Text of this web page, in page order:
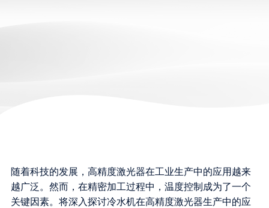
随着科技的发展，高精度激光器在工业生产中的应用越来
越广泛。然而，在精密加工过程中，温度控制成为了一个
关键因素。将深入探讨冷水机在高精度激光器生产中的应